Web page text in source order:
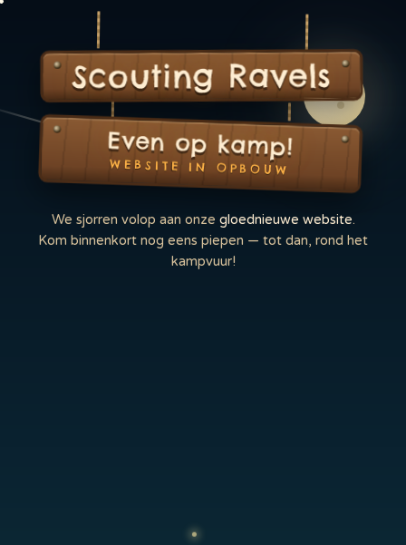
Scouting Ravels
Even op kamp!
WEBSITE IN OPBOUW
We sjorren volop aan onze gloednieuwe website.
Kom binnenkort nog eens piepen — tot dan, rond het
kampvuur!